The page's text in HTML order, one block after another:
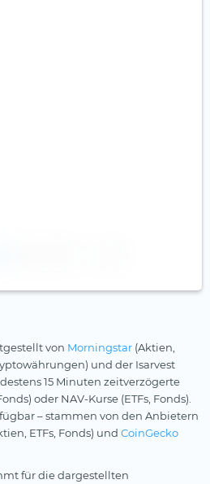
von Morningstar (Aktien,
und der Isarvest
15 Minuten zeitverzögerte
oder NAV-Kurse (ETFs, Fonds).
– stammen von den Anbietern
ETFs, Fonds) und CoinGecko
für die dargestellten